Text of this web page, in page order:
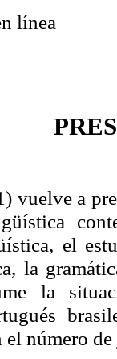
línea
vuelve a
el
la
la
el número